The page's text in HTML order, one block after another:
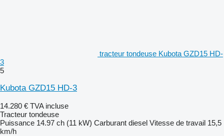
tracteur tondeuse Kubota GZD15 HD-
3
5
Kubota GZD15 HD-3
14.280 € TVA incluse
Tracteur tondeuse
Puissance 14.97 ch (11 kW) Carburant diesel Vitesse de travail 15,5
km/h